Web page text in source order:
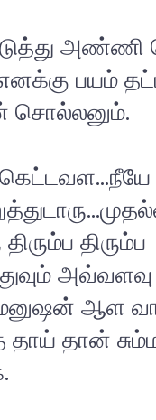
பயம்
சொல்லனும்.
திரும்ப
ஆள
தான்